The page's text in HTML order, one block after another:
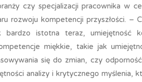
czy specjalizacji pracownika w
rozwoju kompetencji przyszłości. –
istotna teraz, umiejętność
miękkie, takie jak
się do zmian, czy
analizy i krytycznego myślenia,